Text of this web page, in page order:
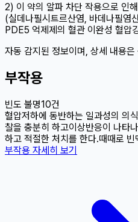
2) 이 약의 알파 차단 작용으로 인
(실데나필시트르산염, 바데나필염
PDE5 억제제의 혈관 이완성 혈압
자동 감지된 정보이며, 상세 내용
부작용
빈도 불명10건
혈압저하에 동반하는 일과성의 의
찰을 충분히 하고이상반응이 나타
하고 적절한 처치를 한다.때때로 빈
부작용 자세히 보기